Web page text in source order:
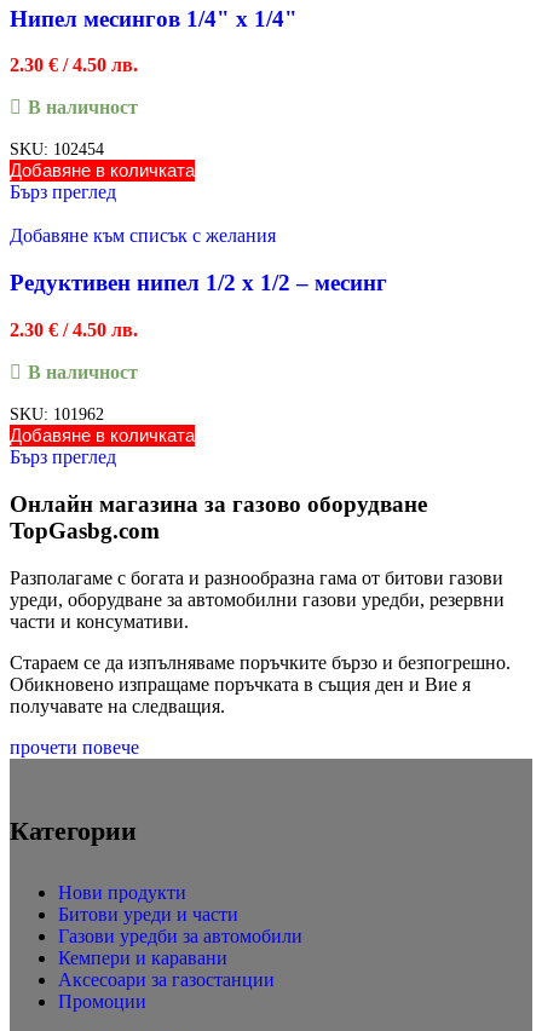
Нипел месингов 1/4" х 1/4"
2.30 € / 4.50 лв.
В наличност
SKU: 102454
Добавяне в количката
Бърз преглед
Добавяне към списък с желания
Редуктивен нипел 1/2 х 1/2 – месинг
2.30 € / 4.50 лв.
В наличност
SKU: 101962
Добавяне в количката
Бърз преглед
Онлайн магазина за газово оборудване
TopGasbg.com
Разполагаме с богата и разнообразна гама от битови газови
уреди, оборудване за автомобилни газови уредби, резервни
части и консумативи.
Стараем се да изпълняваме поръчките бързо и безпогрешно.
Обикновено изпращаме поръчката в същия ден и Вие я
получавате на следващия.
прочети повече
Категории
Нови продукти
Битови уреди и части
Газови уредби за автомобили
Кемпери и каравани
Аксесоари за газостанции
Промоции